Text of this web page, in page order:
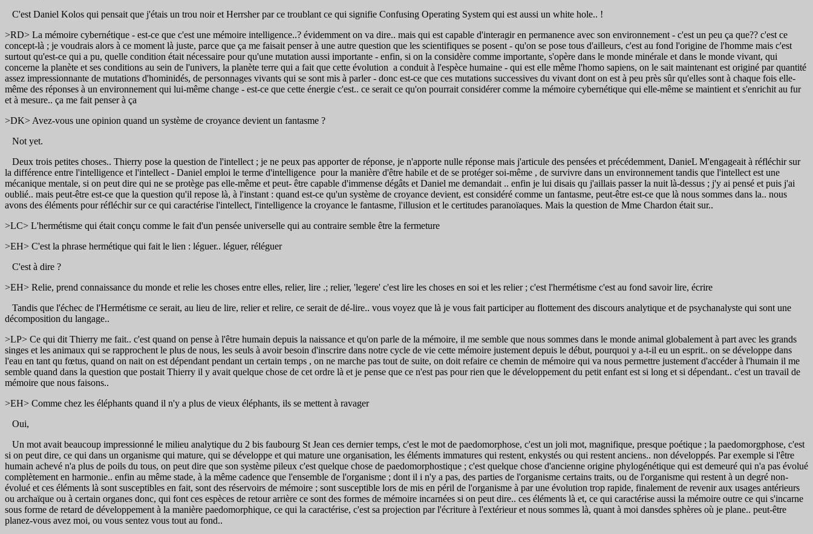
C'est Daniel Kolos qui pensait que j'étais un trou noir et Herrsher par ce troublant ce qui signifie Confusing Operating System qui est aussi un white hole.. !
>RD> La mémoire cybernétique - est-ce que c'est une mémoire intelligence..? évidemment on va dire.. mais qui est capable d'interagir en permanence avec son environnement - c'est un peu ça que?? c'est ce
concept-là ; je voudrais alors à ce moment là juste, parce que ça me faisait penser à une autre question que les scientifiques se posent - qu'on se pose tous d'ailleurs, c'est au fond l'origine de l'homme mais c'est
surtout qu'est-ce qui a pu, quelle condition était nécessaire pour qu'une mutation aussi importante - enfin, si on la considère comme importante, s'opère dans le monde minérale et dans le monde vivant, qui
concerne la planète et ses conditions au sein de l'univers, la planète terre qui a fait que cette évolution a conduit à l'espèce humaine - qui est elle même l'homo sapiens, on le sait maintenant est originé par quantité
assez impressionnante de mutations d'hominidés, de personnages vivants qui se sont mis à parler - donc est-ce que ces mutations successives du vivant dont on est à peu près sûr qu'elles sont à chaque fois elle-
même des réponses à un environnement qui lui-même change - est-ce que cette énergie c'est.. ce serait ce qu'on pourrait considérer comme la mémoire cybernétique qui elle-même se maintient et s'enrichit au fur
et à mesure.. ça me fait penser à ça
>DK> Avez-vous une opinion quand un système de croyance devient un fantasme ?
Not yet.
Deux trois petites choses.. Thierry pose la question de l'intellect ; je ne peux pas apporter de réponse, je n'apporte nulle réponse mais j'articule des pensées et précédemment, DanieL M'engageait à réfléchir sur
la différence entre l'intelligence et l'intellect - Daniel emploi le terme d'intelligence pour la manière d'être habile et de se protéger soi-même , de survivre dans un environnement tandis que l'intellect est une
mécanique mentale, si on peut dire qui ne se protège pas elle-même et peut- être capable d'immense dégâts et Daniel me demandait .. enfin je lui disais qu j'aillais passer la nuit là-dessus ; j'y ai pensé et puis j'ai
oublié.. mais peut-être est-ce que la question qu'il repose là, à l'instant : quand est-ce qu'un système de croyance devient, est considéré comme un fantasme, peut-être est-ce que là nous sommes dans la.. nous
avons des éléments pour réfléchir sur ce qui caractérise l'intellect, l'intelligence la croyance le fantasme, l'illusion et le certitudes paranoïaques. Mais la question de Mme Chardon était sur..
>LC> L'hermétisme qui était conçu comme le fait d'un pensée universelle qui au contraire semble être la fermeture
>EH> C'est la phrase hermétique qui fait le lien : léguer.. léguer, réléguer
C'est à dire ?
>EH> Relie, prend connaissance du monde et relie les choses entre elles, relier, lire .; relier, 'legere' c'est lire les choses en soi et les relier ; c'est l'hermétisme c'est au fond savoir lire, écrire
Tandis que l'échec de l'Hermétisme ce serait, au lieu de lire, relier et relire, ce serait de dé-lire.. vous voyez que là je vous fait participer au flottement des discours analytique et de psychanalyste qui sont une
décomposition du langage..
>LP> Ce qui dit Thierry me fait.. c'est quand on pense à l'être humain depuis la naissance et qu'on parle de la mémoire, il me semble que nous sommes dans le monde animal globalement à part avec les grands
singes et les animaux qui se rapprochent le plus de nous, les seuls à avoir besoin d'inscrire dans notre cycle de vie cette mémoire justement depuis le début, pourquoi y a-t-il eu un esprit.. on se développe dans
l'eau en tant qu fœtus, quand on nait on est dépendant pendant un certain temps , on ne marche pas tout de suite, on doit refaire ce chemin de mémoire qui va nous permettre justement d'accéder à l'humain il me
semble quand dans la question que postait Thierry il y avait quelque chose de cet ordre là et je pense que ce n'est pas pour rien que le développement du petit enfant est si long et si dépendant.. c'est un travail de
mémoire que nous faisons..
>EH> Comme chez les éléphants quand il n'y a plus de vieux éléphants, ils se mettent à ravager
Oui,
Un mot avait beaucoup impressionné le milieu analytique du 2 bis faubourg St Jean ces dernier temps, c'est le mot de paedomorphose, c'est un joli mot, magnifique, presque poétique ; la paedomorgphose, c'est
si on peut dire, ce qui dans un organisme qui mature, qui se développe et qui mature une organisation, les éléments immatures qui restent, enkystés ou qui restent anciens.. non développés. Par exemple si l'être
humain achevé n'a plus de poils du tous, on peut dire que son système pileux c'est quelque chose de paedomorphostique ; c'est quelque chose d'ancienne origine phylogénétique qui est demeuré qui n'a pas évolué
complètement en harmonie.. enfin au même stade, à la même cadence que l'ensemble de l'organisme ; dont il i n'y a pas, des parties de l'organisme certains traits, ou de l'organisme qui restent à un degré non-
évolué et ces éléments là sont susceptibles en fait, sont des réservoirs de mémoire ; sont susceptible lors de mis en péril de l'organisme à par une évolution trop rapide, finalement de revenir aux usages antérieurs
ou archaïque ou à certain organes donc, qui font ces espèces de retour arrière ce sont des formes de mémoire incarnées si on peut dire.. ces éléments là et, ce qui caractérise aussi la mémoire outre ce qui s'incarne
sous forme de retard de développement à la manière paedomorphique, ce qui la caractérise, c'est sa projection par l'écriture à l'extérieur et nous sommes là, quant à moi dansdes sphères où je plane.. peut-être
planez-vous avez moi, ou vous sentez vous tout au fond..